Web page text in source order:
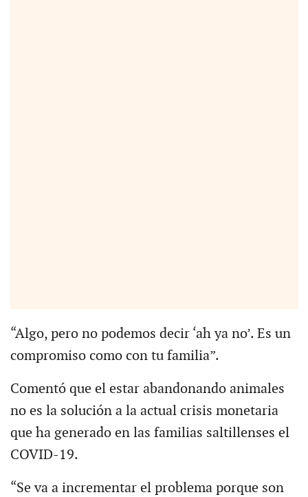
“Algo, pero no podemos decir ‘ah ya no’. Es un
compromiso como con tu familia”.
Comentó que el estar abandonando animales
no es la solución a la actual crisis monetaria
que ha generado en las familias saltillenses el
COVID-19.
“Se va a incrementar el problema porque son